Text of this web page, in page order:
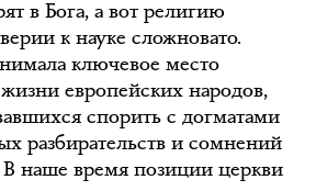
в Бога, а вот религию
к науке сложновато.
ключевое место
европейских народов,
спорить с догматами
разбирательств и сомнений
В наше время позиции церкви